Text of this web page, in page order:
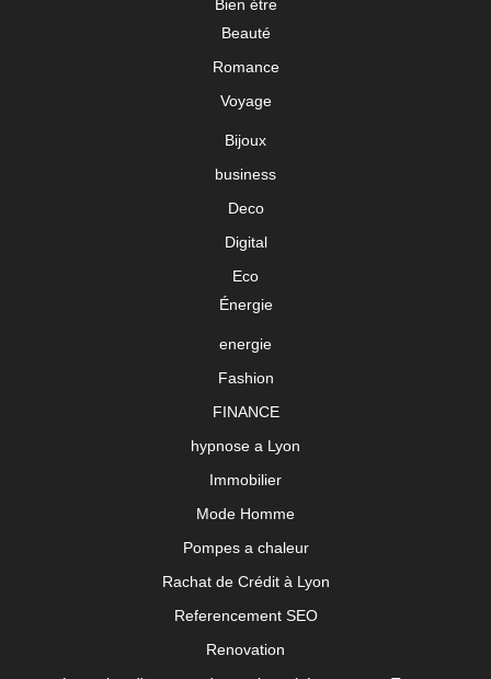
Bien étre
Beauté
Romance
Voyage
Bijoux
business
Deco
Digital
Eco
Énergie
energie
Fashion
FINANCE
hypnose a Lyon
Immobilier
Mode Homme
Pompes a chaleur
Rachat de Crédit à Lyon
Referencement SEO
Renovation